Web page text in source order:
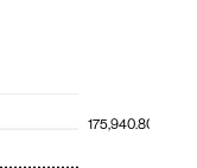
Bank
175,940.80